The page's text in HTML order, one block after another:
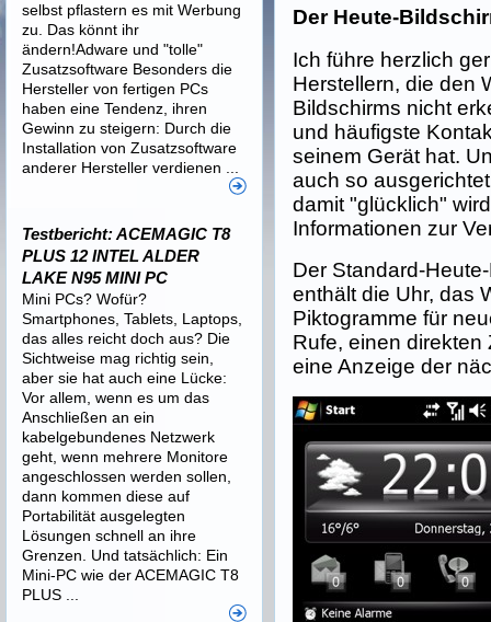
Der Heute-
Ich führe herzlich
Herstellern, die den
Bildschirms nicht
und häufigste
seinem Gerät hat.
auch so
damit "glücklich"
Informationen zur
Der Standard-
enthält die Uhr, das
Piktogramme für
Rufe, einen direkten
eine Anzeige der
selbst pflastern es mit Werbung
zu. Das könnt ihr
ändern!Adware und "tolle"
Zusatzsoftware Besonders die
Hersteller von fertigen PCs
haben eine Tendenz, ihren
Gewinn zu steigern: Durch die
Installation von Zusatzsoftware
anderer Hersteller verdienen ...
Testbericht: ACEMAGIC T8
PLUS 12 INTEL ALDER
LAKE N95 MINI PC
Mini PCs? Wofür?
Smartphones, Tablets, Laptops,
das alles reicht doch aus? Die
Sichtweise mag richtig sein,
aber sie hat auch eine Lücke:
Vor allem, wenn es um das
Anschließen an ein
kabelgebundenes Netzwerk
geht, wenn mehrere Monitore
angeschlossen werden sollen,
dann kommen diese auf
Portabilität ausgelegten
Lösungen schnell an ihre
Grenzen. Und tatsächlich: Ein
Mini-PC wie der ACEMAGIC T8
PLUS ...